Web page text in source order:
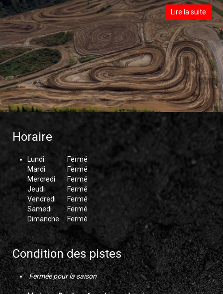
Lire la suite
Horaire
Lundi
Fermé
Mardi
Fermé
Mercredi
Fermé
Jeudi
Fermé
Vendredi
Fermé
Samedi
Fermé
Dimanche
Fermé
Condition des pistes
Fermée pour la saison